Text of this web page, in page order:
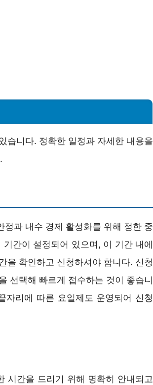
습니다. 정확한 일정과 자세한 내용을
과 내수 경제 활성화를 위해 정한 중
간이 설정되어 있으며, 이 기간 내에
을 확인하고 신청하셔야 합니다. 신청
선택해 빠르게 접수하는 것이 좋습니
자리에 따른 요일제도 운영되어 신청
시간을 드리기 위해 명확히 안내되고